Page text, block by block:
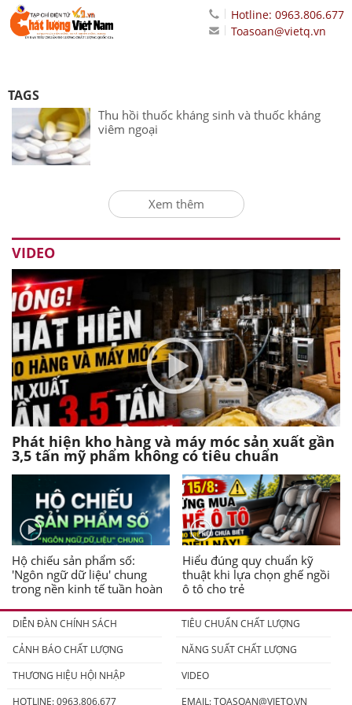
Hotline: 0963.806.677
Toasoan@vietq.vn
TAGS
Thu hồi thuốc kháng sinh và thuốc kháng
viêm ngoại
Xem thêm
VIDEO
Phát hiện kho hàng và máy móc sản xuất gần
3,5 tấn mỹ phẩm không có tiêu chuẩn
Hộ chiếu sản phẩm số:
'Ngôn ngữ dữ liệu' chung
trong nền kinh tế tuần hoàn
Hiểu đúng quy chuẩn kỹ
thuật khi lựa chọn ghế ngồi
ô tô cho trẻ
DIỄN ĐÀN CHÍNH SÁCH
TIÊU CHUẨN CHẤT LƯỢNG
CẢNH BÁO CHẤT LƯỢNG
NĂNG SUẤT CHẤT LƯỢNG
THƯƠNG HIỆU HỘI NHẬP
VIDEO
HOTLINE: 0963.806.677
EMAIL:TOASOAN@VIETQ.VN